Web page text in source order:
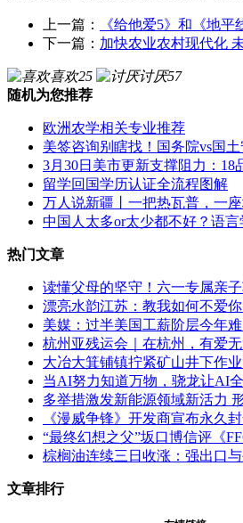
上一篇：
《给他爱5》和《地
下一篇： 加快农业农村现代化
喜欢25 讨厌57
随机为您推荐
欧洲农学相关专业推荐
美签咨询别瞎找！国务院vs国
3月30日美市更新支撑阻力：
留学回国学历认证全流程图解
万人说新疆丨一把热瓦普，一
中国人太多or太少都不好？语
热门文章
读懂父母的坚守！六一专属亲
漂亮水韵江苏：教我如何不爱你
美媒：过半美国工薪阶层今年
杭州亚残运会｜在杭州，有爱无
大冶大箕铺镇拧紧矿山井下作
当AI努力知道万物，骁龙让AI
多举措激发新能源领域新活力
《漫威争锋》开发商宣布永久
“最终幻想之父”坂口博信评《
棕榈油连续三日收涨：强出口
文章排行